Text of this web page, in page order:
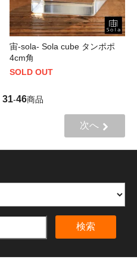
宙-sola- Sola cube タンポポ
4cm角
SOLD OUT
31-46商品
次へ
検索